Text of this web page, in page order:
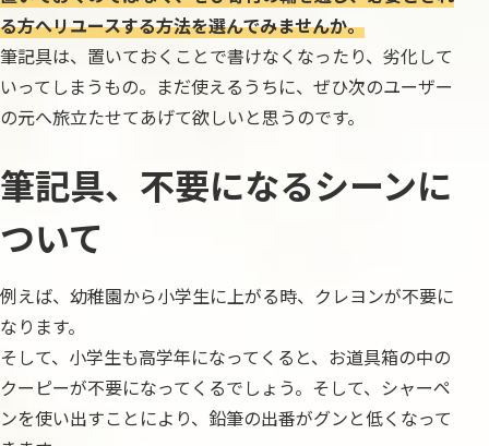
る方へリユースする方法を選んでみませんか。
筆記具は、置いておくことで書けなくなったり、劣化して
いってしまうもの。まだ使えるうちに、ぜひ次のユーザー
の元へ旅立たせてあげて欲しいと思うのです。
筆記具、不要になるシーンに
ついて
例えば、幼稚園から小学生に上がる時、クレヨンが不要に
なります。
そして、小学生も高学年になってくると、お道具箱の中の
クーピーが不要になってくるでしょう。そして、シャーペ
ンを使い出すことにより、鉛筆の出番がグンと低くなって